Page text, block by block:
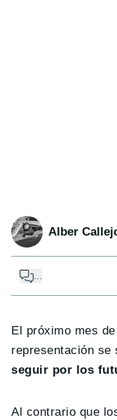
Alber
El próximo mes
representación se
seguir por los
Al contrario que